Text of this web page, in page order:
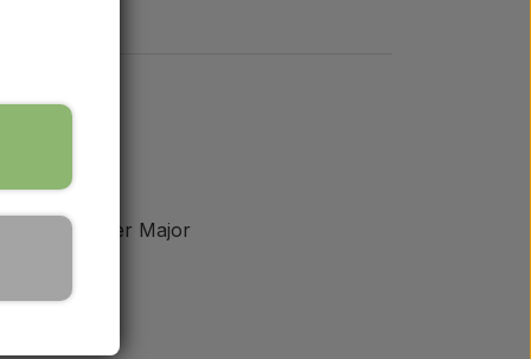
Major, Super Major